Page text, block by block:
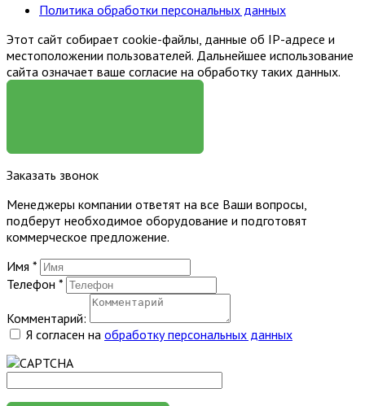
Политика обработки персональных данных
Этот сайт собирает cookie-файлы, данные об IP-адресе и
местоположении пользователей. Дальнейшее использование
сайта означает ваше согласие на обработку таких данных.
Заказать звонок
Менеджеры компании ответят на все Ваши вопросы,
подберут необходимое оборудование и подготовят
коммерческое предложение.
Имя *
Телефон *
Комментарий:
Я согласен на обработку персональных данных